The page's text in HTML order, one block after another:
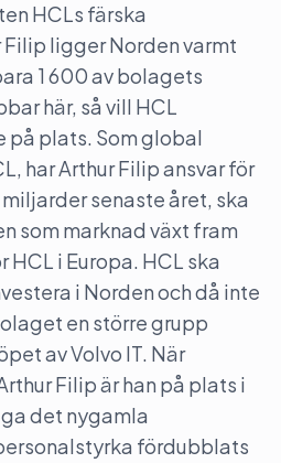
HCLs färska
ligger Norden varmt
1 600 av bolagets
här, så vill HCL
på plats. Som global
har Arthur Filip ansvar för
senaste året, ska
som marknad växt fram
i Europa. HCL ska
i Norden och då inte
en större grupp
av Volvo IT. När
Filip är han på plats i
det nygamla
fördubblats